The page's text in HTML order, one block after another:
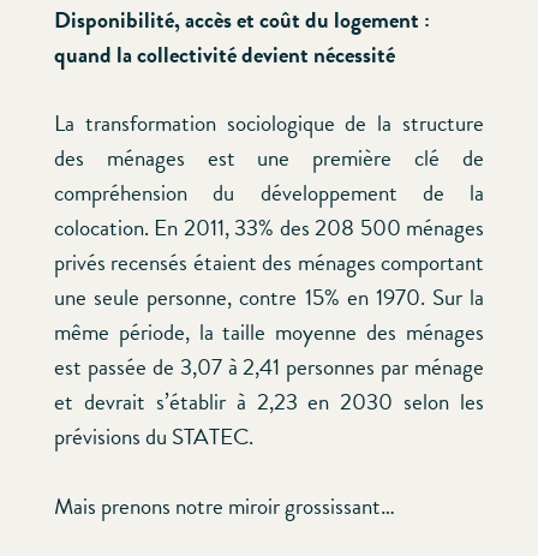
Disponibilité, accès et coût du logement :
quand la collectivité devient nécessité
La transformation sociologique de la structure
des ménages est une première clé de
compréhension du développement de la
colocation. En 2011, 33% des 208 500 ménages
privés recensés étaient des ménages comportant
une seule personne, contre 15% en 1970. Sur la
même période, la taille moyenne des ménages
est passée de 3,07 à 2,41 personnes par ménage
et devrait s’établir à 2,23 en 2030 selon les
prévisions du STATEC.
Mais prenons notre miroir grossissant…